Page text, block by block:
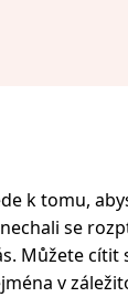
k tomu,
se
Můžete cítit
v